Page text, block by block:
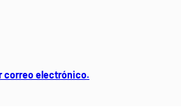
correo electrónico.